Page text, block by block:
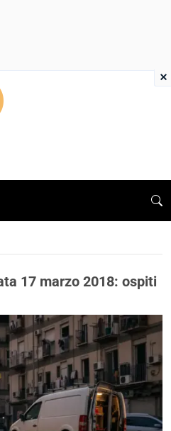
17 marzo 2018: ospiti
×